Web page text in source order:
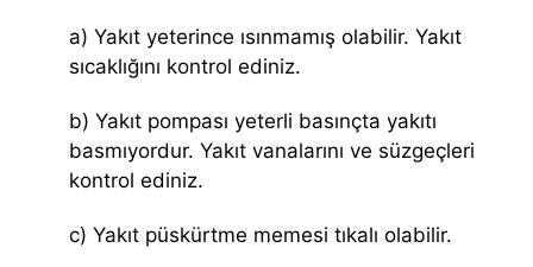
a) Yakıt yeterince ısınmamış olabilir. Yakıt
sıcaklığını kontrol ediniz.
b) Yakıt pompası yeterli basınçta yakıtı
basmıyordur. Yakıt vanalarını ve süzgeçleri
kontrol ediniz.
c) Yakıt püskürtme memesi tıkalı olabilir.